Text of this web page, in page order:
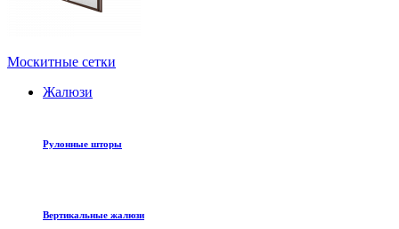
Москитные сетки
Жалюзи
Рулонные шторы
Вертикальные жалюзи